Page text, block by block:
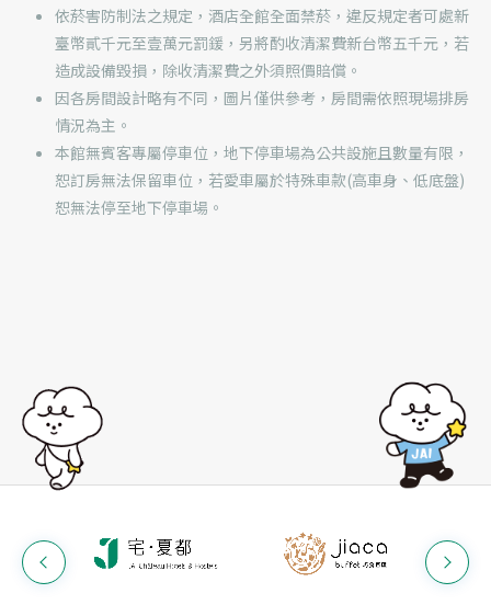
依菸害防制法之規定，酒店全館全面禁菸，違反規定者可處新
臺幣貳千元至壹萬元罰鍰，另將酌收清潔費新台幣五千元，若
造成設備毀損，除收清潔費之外須照價賠償。
因各房間設計略有不同，圖片僅供參考，房間需依照現場排房
情況為主。
本館無賓客專屬停車位，地下停車場為公共設施且數量有限，
恕訂房無法保留車位，若愛車屬於特殊車款(高車身、低底盤)
恕無法停至地下停車場。